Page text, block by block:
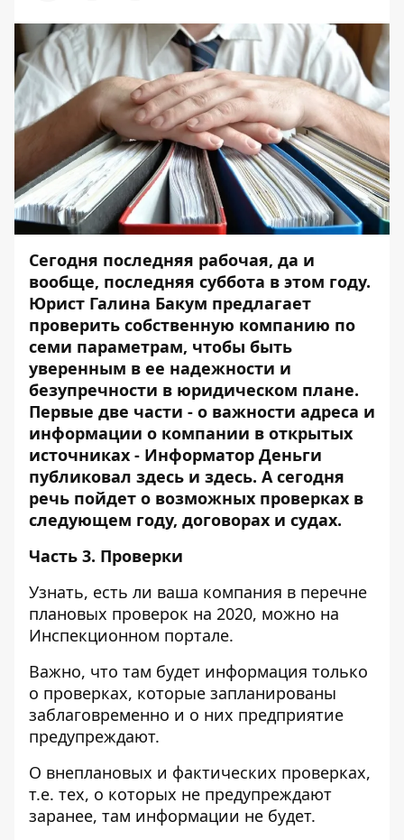
Сегодня последняя рабочая, да и
вообще, последняя суббота в этом году.
Юрист Галина Бакум предлагает
проверить собственную компанию по
семи параметрам, чтобы быть
уверенным в ее надежности и
безупречности в юридическом плане.
Первые две части - о важности адреса и
информации о компании в открытых
источниках - Информатор Деньги
публиковал здесь и здесь. А сегодня
речь пойдет о возможных проверках в
следующем году, договорах и судах.
Часть 3. Проверки
Узнать, есть ли ваша компания в перечне
плановых проверок на 2020, можно на
Инспекционном портале.
Важно, что там будет информация только
о проверках, которые запланированы
заблаговременно и о них предприятие
предупреждают.
О внеплановых и фактических проверках,
т.е. тех, о которых не предупреждают
заранее, там информации не будет.